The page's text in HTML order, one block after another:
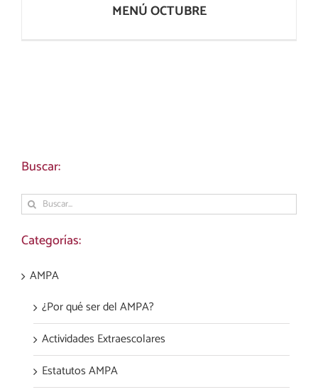
MENÚ OCTUBRE
Buscar:
Buscar:
Categorías:
AMPA
¿Por qué ser del AMPA?
Actividades Extraescolares
Estatutos AMPA